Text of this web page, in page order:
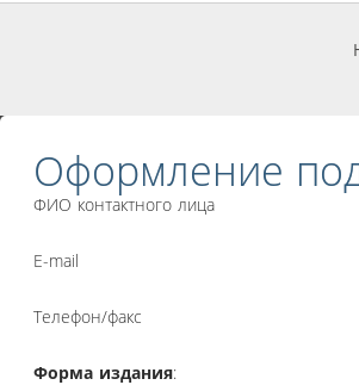
Оформление
ФИО контактного лица
E-mail
Телефон/факс
Форма издания: